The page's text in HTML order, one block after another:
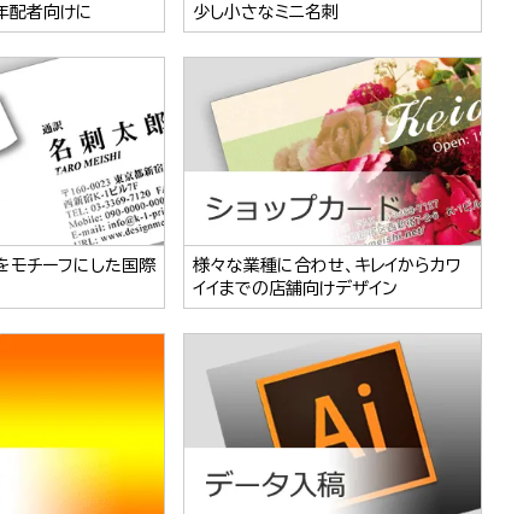
配者向けに
少し小さなミニ名刺
モチーフにした国際
様々な業種に合わせ、キレイからカワ
イイまでの店舗向けデザイン